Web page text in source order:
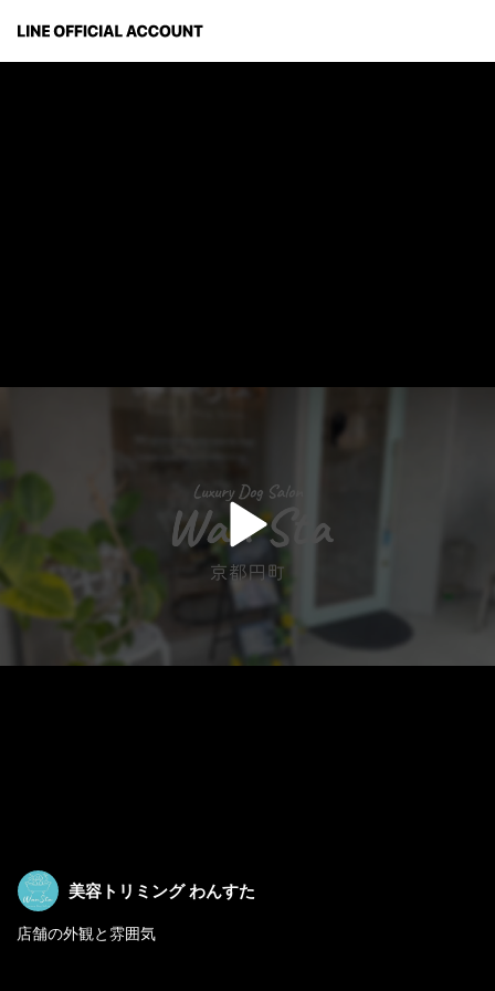
美容トリミング わんすた
店舗の外観と雰囲気